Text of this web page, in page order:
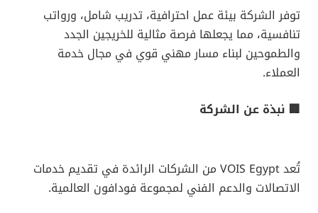
توفر الشركة بيئة عمل احترافية، تدريب شامل، ورواتب
تنافسية، مما يجعلها فرصة مثالية للخريجين الجدد
والطموحين لبناء مسار مهني قوي في مجال خدمة
العملاء.
🏢 نبذة عن الشركة
تُعد VOIS Egypt من الشركات الرائدة في تقديم خدمات
الاتصالات والدعم الفني لمجموعة فودافون العالمية.